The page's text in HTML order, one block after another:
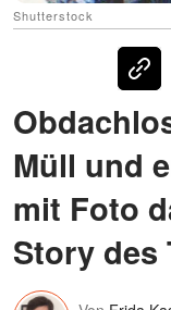
Shutterstock
Müll und
mit Foto
Story des